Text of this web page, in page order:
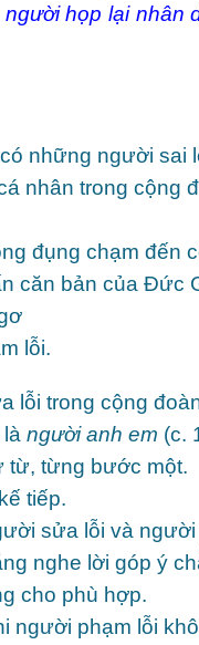
họp lại nhân
những người sai
nhân trong cộng
đụng chạm đến
căn bản của Đức
lỗi.
lỗi trong cộng
là người anh em (c.
từ, từng bước một.
tiếp.
sửa lỗi và người
nghe lời góp ý
cho phù hợp.
người phạm lỗi